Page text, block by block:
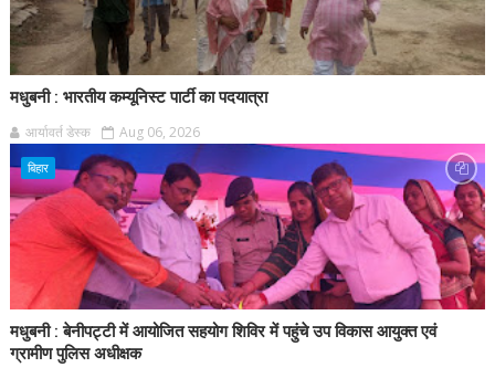
मधुबनी : भारतीय कम्यूनिस्ट पार्टी का पदयात्रा
आर्यावर्त डेस्क Aug 06, 2026
बिहार
मधुबनी : बेनीपट्टी में आयोजित सहयोग शिविर में पहुंचे उप विकास आयुक्त एवं
ग्रामीण पुलिस अधीक्षक